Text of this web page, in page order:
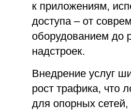
к приложениям,
доступа – от
оборудованием до
надстроек.
Внедрение услуг
рост трафика, что
для опорных